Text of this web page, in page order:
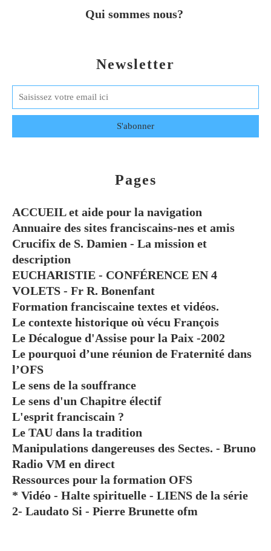
Newsletter
Pages
ACCUEIL et aide pour la navigation
Annuaire des sites franciscains-nes et amis
Crucifix de S. Damien - La mission et
description
EUCHARISTIE - CONFÉRENCE EN 4
VOLETS - Fr R. Bonenfant
Formation franciscaine textes et vidéos.
Le contexte historique où vécu François
Le Décalogue d'Assise pour la Paix -2002
Le pourquoi d’une réunion de Fraternité dans
l’OFS
Le sens de la souffrance
Le sens d'un Chapitre électif
L'esprit franciscain ?
Le TAU dans la tradition
Manipulations dangereuses des Sectes. - Bruno
Radio VM en direct
Ressources pour la formation OFS
* Vidéo - Halte spirituelle - LIENS de la série
2- Laudato Si - Pierre Brunette ofm
Qui sommes nous?